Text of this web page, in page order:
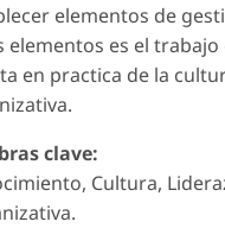
elementos de
elementos es el
en practica de la
clave:
Cultura,